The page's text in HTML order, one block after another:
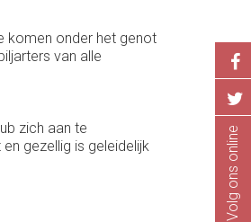
komen onder het genot
van alle
zich aan te
gezellig is geleidelijk
Volg ons online